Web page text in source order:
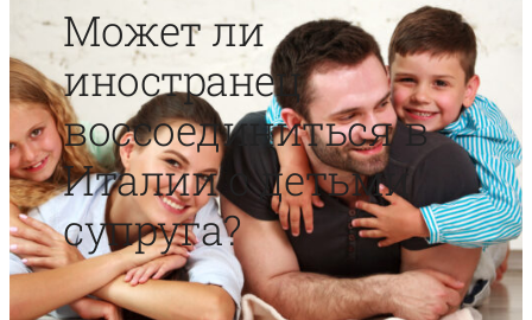
Может ли
иностранец
воссоединиться в
Италии с детьми
супруга?